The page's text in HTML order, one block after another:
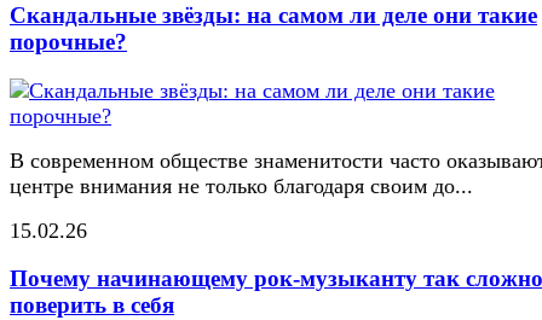
Скандальные звёзды: на самом ли деле они такие
порочные?
В современном обществе знаменитости часто
центре внимания не только благодаря своим до...
15.02.26
Почему начинающему рок-музыканту так сложно
поверить в себя